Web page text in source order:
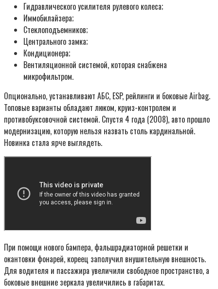
Гидравлического усилителя рулевого колеса;
Иммобилайзера;
Стеклоподъемников;
Центрального замка;
Кондиционера;
Вентиляционной системой, которая снабжена
микрофильтром.
Опционально, устанавливают АБС, ESP, рейлинги и боковые Airbag.
Топовые варианты обладают люком, круиз-контролем и
противобуксовочной системой. Спустя 4 года (2008), авто прошло
модернизацию, которую нельзя назвать столь кардинальной.
Новинка стала ярче выглядеть.
При помощи нового бампера, фальшрадиаторной решетки и
окантовки фонарей, кореец заполучил внушительную внешность.
Для водителя и пассажира увеличили свободное пространство, а
боковые внешние зеркала увеличились в габаритах.